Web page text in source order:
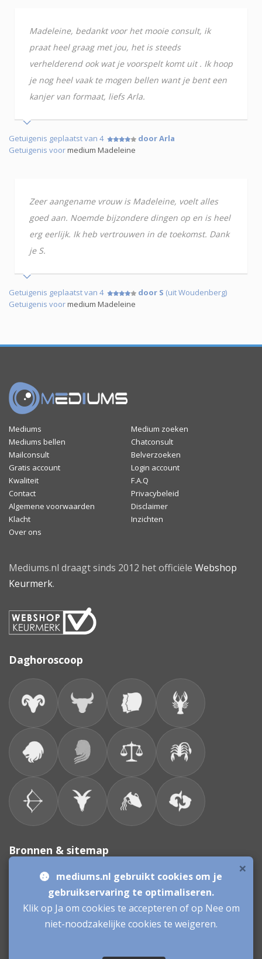
Madeleine, bedankt voor het mooie consult, ik
praat heel graag met jou, het is steeds
verhelderend ook wat je voorspelt komt uit . Ik hoop
je nog heel vaak te mogen bellen want je bent een
kanjer van formaat, liefs Arla.
Getuigenis geplaatst van 4
door Arla
Getuigenis voormedium Madeleine
Zeer aangename vrouw is Madeleine, voelt alles
goed aan. Noemde bijzondere dingen op en is heel
erg eerlijk. Ik heb vertrouwen in de toekomst. Dank
je S.
Getuigenis geplaatst van 4 door S (uit Woudenberg)
Getuigenis voormedium Madeleine
Mediums
Medium zoeken
Mediums bellen
Chatconsult
Mailconsult
Belverzoeken
Gratis account
Login account
Kwaliteit
F.A.Q
Contact
Privacybeleid
Algemene voorwaarden
Disclaimer
Klacht
Inzichten
Over ons
Mediums.nl draagt sinds 2012 het officiële Webshop
Keurmerk.
Daghoroscoop
Bronnen & sitemap
Consulenten
Vacatures Mediums
Werken als Medium
Inloggen als Medium
×
mediums.nl gebruikt cookies om je
gebruikservaring te optimaliseren.
Klik op Ja om cookies te accepteren of op Nee om
niet-noodzakelijke cookies te weigeren.